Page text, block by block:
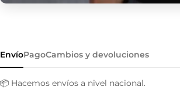
EnvíoPagoCambios y devoluciones
📦 Hacemos envíos a nivel nacional.